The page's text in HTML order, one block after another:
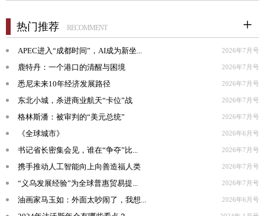
热门推荐 RECOMMENT
APEC进入“成都时间”，AI成为新坐... 2026年7月号
鹿特丹：一个港口的清醒与困境 2026年7月号
悉尼未来10年经济发展路径 2026年7月号
东北小城，杀进商业航天“卡位”战 2026年7月号
格林斯潘：被审判的“美元总统” 2026年7月号
《全球城市》 2026年6月号
书记省长密集会见，谁在“争夺”比... 2026年7月号
携手推动人工智能向上向善造福人类 2026年7月号
“义乌发展经验”为全球普惠贸易提... 2026年7月号
油画家马玉如：外面太吵闹了，我想... 2026年6月号